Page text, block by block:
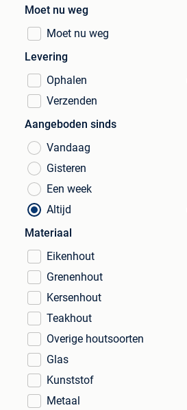
Moet nu weg
Moet nu weg
Levering
Ophalen
Verzenden
Aangeboden sinds
Vandaag
Gisteren
Een week
Altijd
Materiaal
Eikenhout
Grenenhout
Kersenhout
Teakhout
Overige houtsoorten
Glas
Kunststof
Metaal